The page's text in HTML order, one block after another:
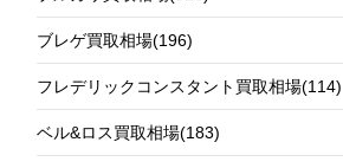
ブレゲ買取相場(196)
フレデリックコンスタント買取相場(114)
ベル&ロス買取相場(183)